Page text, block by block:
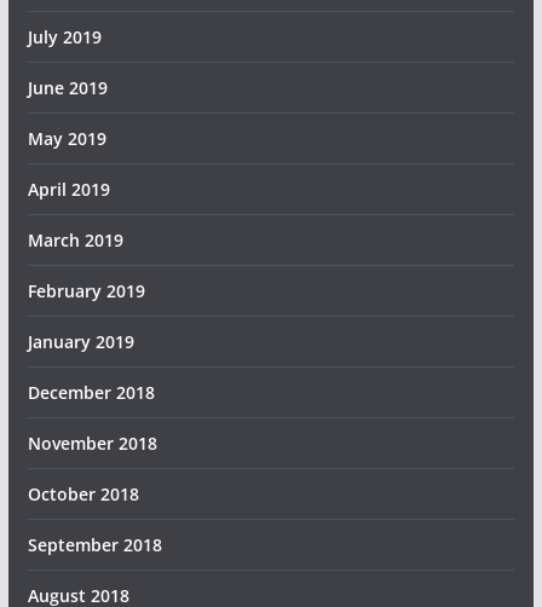
July 2019
June 2019
May 2019
April 2019
March 2019
February 2019
January 2019
December 2018
November 2018
October 2018
September 2018
August 2018